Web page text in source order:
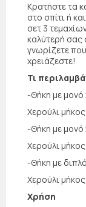
Κρατήστε τα
στο σπίτι ή
σετ 3
καλύτερή
γνωρίζετε
χρειάζεστε!
Τι
-Θήκη με μονό
Χερούλι
-Θήκη με μονό
Χερούλι
-Θήκη με
Χερούλι
Χρήση